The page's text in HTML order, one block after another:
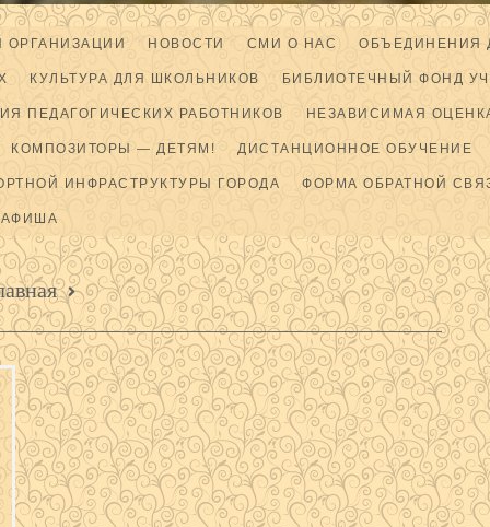
ОРГАНИЗАЦИИ НОВОСТИ СМИ О НАС ОБЪЕДИНЕНИЯ
КУЛЬТУРА ДЛЯ ШКОЛЬНИКОВ БИБЛИОТЕЧНЫЙ ФОНД
ПЕДАГОГИЧЕСКИХ РАБОТНИКОВ НЕЗАВИСИМАЯ
КОМПОЗИТОРЫ — ДЕТЯМ! ДИСТАНЦИОННОЕ ОБУЧЕНИЕ
ИНФРАСТРУКТУРЫ ГОРОДА ФОРМА ОБРАТНОЙ
АФИША